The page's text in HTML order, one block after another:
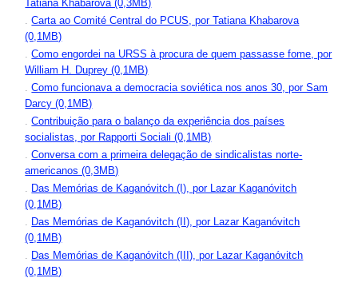
Tatiana Khabarova (0,3MB)
.Carta ao Comité Central do PCUS, por Tatiana Khabarova
(0,1MB)
.Como engordei na URSS à procura de quem passasse fome, por
William H. Duprey (0,1MB)
.Como funcionava a democracia soviética nos anos 30, por Sam
Darcy (0,1MB)
.Contribuição para o balanço da experiência dos países
socialistas, por Rapporti Sociali (0,1MB)
.Conversa com a primeira delegação de sindicalistas norte-
americanos (0,3MB)
. Das Memórias de Kaganóvitch (I), por Lazar Kaganóvitch
(0,1MB)
. Das Memórias de Kaganóvitch (II), por Lazar Kaganóvitch
(0,1MB)
. Das Memórias de Kaganóvitch (III), por Lazar Kaganóvitch
(0,1MB)